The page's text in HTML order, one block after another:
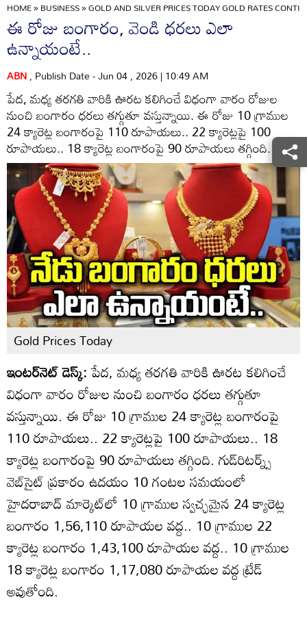
HOME»BUSINESS»GOLD AND SILVER PRICES TODAY GOLD RATES
ఈ రోజు బంగారం, వెండి ధరలు ఎలా
ఉన్నాయంటే..
ABN, Publish Date - Jun 04 , 2026 | 10:49 AM
పేద, మధ్య తరగతి వారికి ఊరట కలిగించే విధంగా వారం రోజుల
నుంచి బంగారం ధరలు తగ్గుతూ వస్తున్నాయి. ఈ రోజు 10 గ్రాముల
24 క్యారెట్ల బంగారంపై 110 రూపాయలు.. 22 క్యారెట్లపై 100
రూపాయలు.. 18 క్యారెట్ల బంగారంపై 90 రూపాయలు తగ్గింది.
Gold Prices Today
ఇంటర్‌నెట్ డెస్క్:పేద, మధ్య తరగతి వారికి ఊరట కలిగించే
విధంగా వారం రోజుల నుంచి బంగారం ధరలు తగ్గుతూ
వస్తున్నాయి. ఈ రోజు 10 గ్రాముల 24 క్యారెట్ల బంగారంపై
110 రూపాయలు.. 22 క్యారెట్లపై 100 రూపాయలు.. 18
క్యారెట్ల బంగారంపై 90 రూపాయలు తగ్గింది. గుడ్‌రిటర్న్స్
వెబ్‌సైట్ ప్రకారం ఉదయం 10 గంటల సమయంలో
హైదరాబాద్ మార్కెట్‌లో 10 గ్రాముల స్వచ్ఛమైన 24 క్యారెట్ల
బంగారం 1,56,110 రూపాయల వద్ద.. 10 గ్రాముల 22
క్యారెట్ల బంగారం 1,43,100 రూపాయల వద్ద.. 10 గ్రాముల
18 క్యారెట్ల బంగారం 1,17,080 రూపాయల వద్ద ట్రేడ్
అవుతోంది.